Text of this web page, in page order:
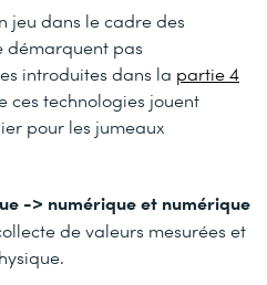
jeu dans le cadre des
démarquent pas
introduites dans la partie 4
ces technologies jouent
pour les jumeaux
-> numérique et numérique
de valeurs mesurées et